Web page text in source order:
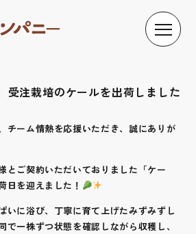
受注栽培のケールを出荷しました
チーム情熱を応援いただき、誠にありが
とご契約いただいておりました「ケー
日を迎えました！
いに浴び、丁寧に育て上げたみずみずし
で一株ずつ状態を確認しながら収穫し、